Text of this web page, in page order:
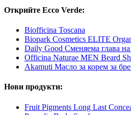
Открийте Ecco Verde:
Biofficina Toscana
Biopark Cosmetics ELITE
Daily Good Сменяема глава на
Officina Naturae MEN Beard
Akamuti Масло за корем за
Нови продукти:
Fruit Pigments Long Last